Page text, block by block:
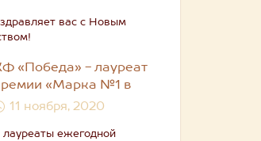
вас с Новым
«Победа» - лауреат
«Марка №1 в
11 ноября, 2020
лауреаты ежегодной